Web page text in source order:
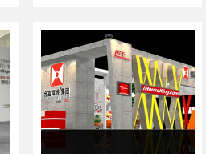
览会